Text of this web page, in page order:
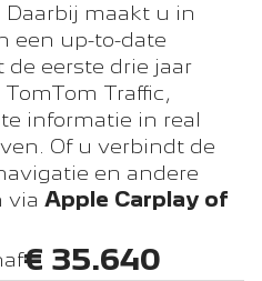
maakt u in
een up-to-date
eerste drie jaar
Traffic,
informatie in real
Of u verbindt de
en andere
via Apple Carplay of
€ 35.640